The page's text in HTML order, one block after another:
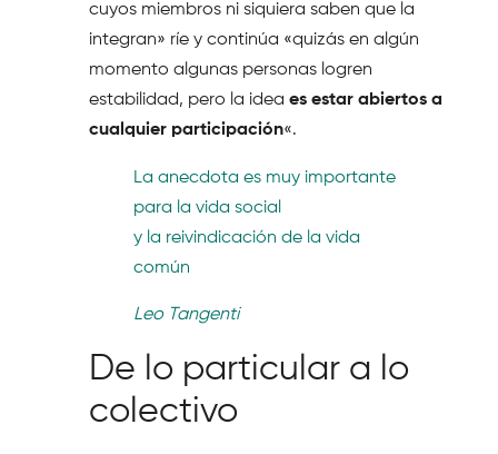
cuyos miembros ni siquiera saben que la
integran» ríe y continúa «quizás en algún
momento algunas personas logren
estabilidad, pero la idea es estar abiertos a
cualquier participación«.
La anecdota es muy importante
para la vida social
y la reivindicación de la vida
común
Leo Tangenti
De lo particular a lo
colectivo